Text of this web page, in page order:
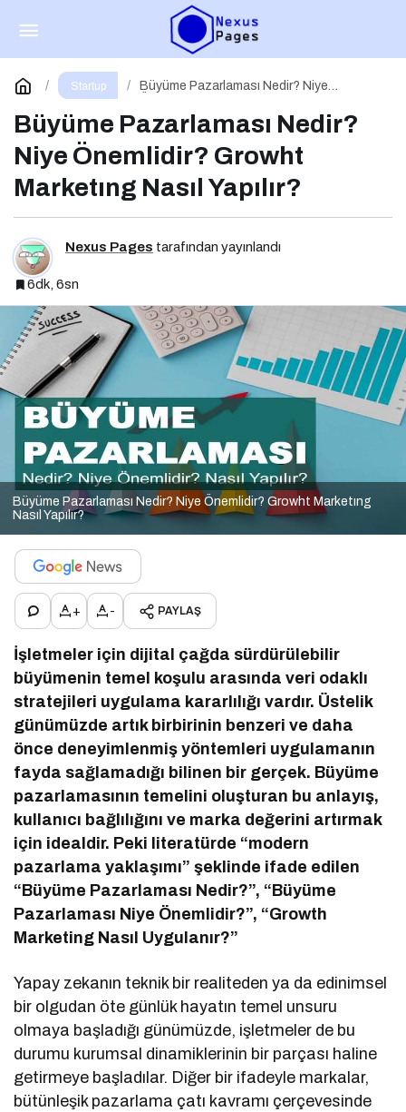
Startup
Büyüme Pazarlaması Nedir? Niye
Büyüme Pazarlaması Nedir?
Niye Önemlidir? Growht
Marketıng Nasıl Yapılır?
Nexus Pages tarafından yayınlandı
6dk, 6sn
Büyüme Pazarlaması Nedir? Niye Önemlidir? Growht Marketıng
Nasıl Yapılır?
+ - PAYLAŞ
İşletmeler için dijital çağda sürdürülebilir
büyümenin temel koşulu arasında veri odaklı
stratejileri uygulama kararlılığı vardır. Üstelik
günümüzde artık birbirinin benzeri ve daha
önce deneyimlenmiş yöntemleri uygulamanın
fayda sağlamadığı bilinen bir gerçek. Büyüme
pazarlamasının temelini oluşturan bu anlayış,
kullanıcı bağlılığını ve marka değerini artırmak
için idealdir. Peki literatürde “modern
pazarlama yaklaşımı” şeklinde ifade edilen
“Büyüme Pazarlaması Nedir?”, “Büyüme
Pazarlaması Niye Önemlidir?”, “Growth
Marketing Nasıl Uygulanır?”
Yapay zekanın teknik bir realiteden ya da edinimsel
bir olgudan öte günlük hayatın temel unsuru
olmaya başladığı günümüzde, işletmeler de bu
durumu kurumsal dinamiklerinin bir parçası haline
getirmeye başladılar. Diğer bir ifadeyle markalar,
bütünleşik pazarlama çatı kavramı çerçevesinde
Marka Oluşturma Nedir? Niye Önemlidir?
Marka Oluşturma Nasıl Yapılır?
Yorum Yap